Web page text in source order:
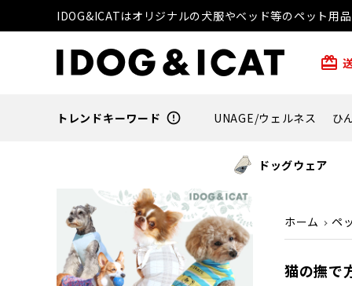
IDOG&ICATはオリジナルの犬服やベッド等のペット用
card_giftcard
トレンドキーワード error_outline UNAGE/ウェルネス ひ
ドッグウェア
ホーム ペ
猫の撫で